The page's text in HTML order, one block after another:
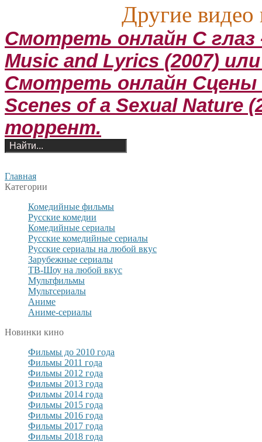
Другие видео
Смотреть онлайн С глаз
Music and Lyrics (2007)
Смотреть онлайн Сцены
Scenes of a Sexual Nature
торрент.
Главная
Категории
Комедийные фильмы
Русские комедии
Комедийные сериалы
Русские комедийные сериалы
Русские сериалы на любой вкус
Зарубежные сериалы
ТВ-Шоу на любой вкус
Мультфильмы
Мультсериалы
Аниме
Аниме-сериалы
Новинки кино
Фильмы до 2010 года
Фильмы 2011 года
Фильмы 2012 года
Фильмы 2013 года
Фильмы 2014 года
Фильмы 2015 года
Фильмы 2016 года
Фильмы 2017 года
Фильмы 2018 года